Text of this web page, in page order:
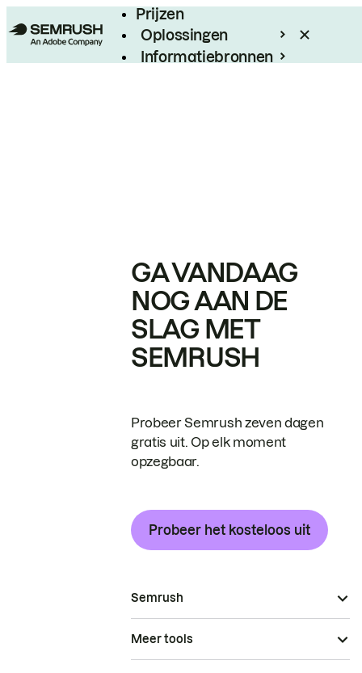
Prijzen
Oplossingen
Informatiebronnen
GA VANDAAG
NOG AAN DE
SLAG MET
SEMRUSH
Probeer Semrush zeven dagen
gratis uit. Op elk moment
opzegbaar.
Probeer het kosteloos uit
Semrush
Meer tools